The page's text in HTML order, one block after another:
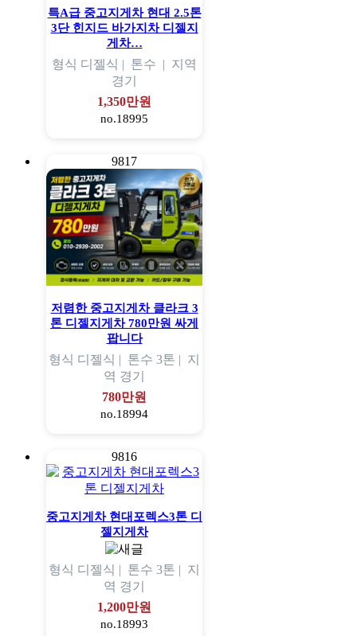
특A급 중고지게차 현대 2.5톤
3단 힌지드 바가지차 디젤지
게차…
형식 디젤식 | 톤수 | 지역
경기
1,350만원
no.18995
9817
저렴한 중고지게차 클라크 3
톤 디젤지게차 780만원 싸게
팝니다
형식 디젤식 | 톤수 3톤 | 지
역 경기
780만원
no.18994
9816
중고지게차 현대포렉스3톤 디
젤지게차
형식 디젤식 | 톤수 3톤 | 지
역 경기
1,200만원
no.18993